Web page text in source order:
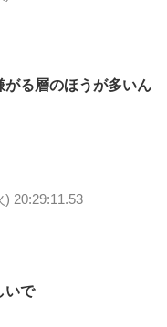
る層のほうが多いん
) 20:29:11.53
いで